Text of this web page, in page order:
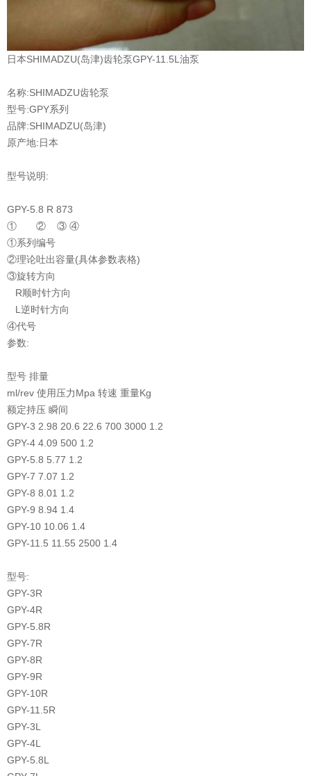
日本SHIMADZU(岛津)齿轮泵GPY-11.5L油泵
名称:SHIMADZU齿轮泵
型号:GPY系列
品牌:SHIMADZU(岛津)
原产地:日本
型号说明:
GPY-5.8 R 873
① ② ③ ④
①系列编号
②理论吐出容量(具体参数表格)
③旋转方向
R顺时针方向
L逆时针方向
④代号
参数:
型号 排量
ml/rev 使用压力Mpa 转速 重量Kg
额定持压 瞬间
GPY-3 2.98 20.6 22.6 700 3000 1.2
GPY-4 4.09 500 1.2
GPY-5.8 5.77 1.2
GPY-7 7.07 1.2
GPY-8 8.01 1.2
GPY-9 8.94 1.4
GPY-10 10.06 1.4
GPY-11.5 11.55 2500 1.4
型号:
GPY-3R
GPY-4R
GPY-5.8R
GPY-7R
GPY-8R
GPY-9R
GPY-10R
GPY-11.5R
GPY-3L
GPY-4L
GPY-5.8L